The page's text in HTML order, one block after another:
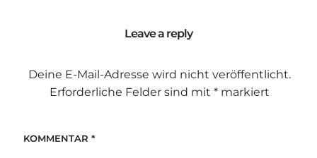
Leave a reply
Deine E-Mail-Adresse wird nicht veröffentlicht.
Erforderliche Felder sind mit *markiert
KOMMENTAR *